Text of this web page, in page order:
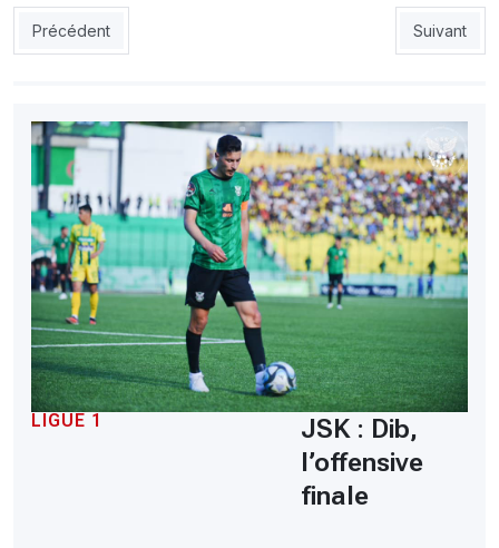
Article précédent : MCO: Baba exige la présence de Haddad
Précédent Article
Suivant
LIGUE 1
JSK : Dib,
l’offensive
finale